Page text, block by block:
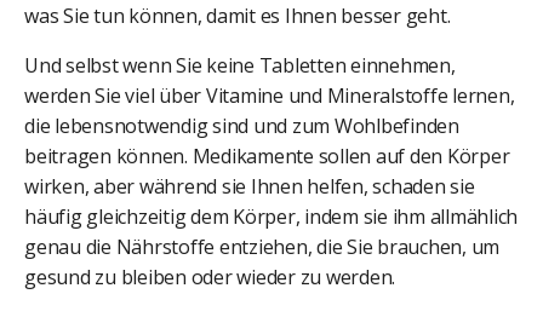
was Sie tun können, damit es Ihnen besser geht.
Und selbst wenn Sie keine Tabletten einnehmen,
werden Sie viel über Vitamine und Mineralstoffe lernen,
die lebensnotwendig sind und zum Wohlbefinden
beitragen können. Medikamente sollen auf den Körper
wirken, aber während sie Ihnen helfen, schaden sie
häufig gleichzeitig dem Körper, indem sie ihm allmählich
genau die Nährstoffe entziehen, die Sie brauchen, um
gesund zu bleiben oder wieder zu werden.